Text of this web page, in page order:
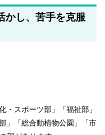
かし、苦手を克服
・スポーツ部」「福祉部」
」「総合動植物公園」「市